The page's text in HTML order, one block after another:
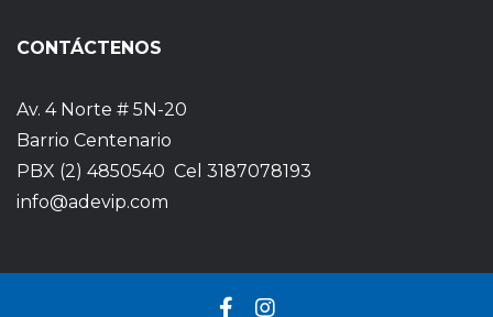
CONTÁCTENOS
Av. 4 Norte # 5N-20
Barrio Centenario
PBX (2) 4850540 Cel 3187078193
info@adevip.com